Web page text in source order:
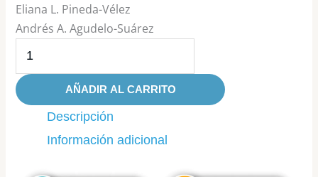
Eliana L. Pineda-Vélez
Andrés A. Agudelo-Suárez
AÑADIR AL CARRITO
Descripción
Información adicional